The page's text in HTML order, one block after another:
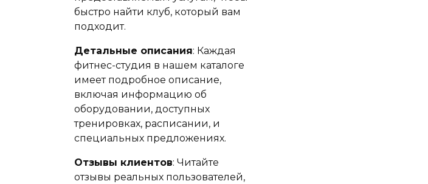
быстро найти клуб, который вам
подходит.
Детальные описания: Каждая
фитнес-студия в нашем каталоге
имеет подробное описание,
включая информацию об
оборудовании, доступных
тренировках, расписании, и
специальных предложениях.
Отзывы клиентов: Читайте
отзывы реальных пользователей,